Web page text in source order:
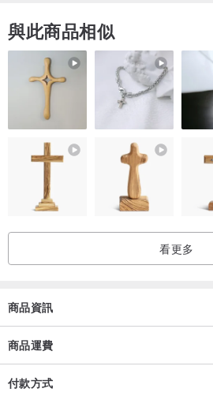
• 防水：佩戴它們游泳、洗澡或享受任何
• 完美禮物：這款耳環精心手工製作，既
理想禮物——無論她的年齡如何——既適
• 免費修理：如果您在購買後的六個月內
為您提供免費的修理服務——因為您的滿
• 全天舒適：超輕設計，適合全天佩戴，
► 關於我們
♥ 我們專注於打造您和您的親人將珍藏一
品的珍貴禮物，承載著情感與故事。我們
寶，意味著選擇一份永恆的紀念品，它將
個特別的瞬間。
與此商品相似
看更多
商品資訊
商品運費
付款方式